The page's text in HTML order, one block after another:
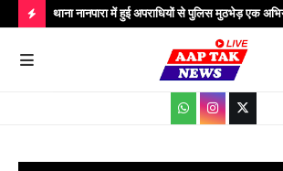
O
थाना नानपारा में हुई अपराधियों से पुलिस मुठभेड़ एक
गोली बिजली के तार चोरी के गिरोह के कुल पाँच अपराधी
अधीक्षक बहराइच सहित अधिकारीगण मौजूद...